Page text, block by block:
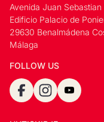
Avenida Juan
Edificio Palacio de
29630 Benalmádena
Málaga
FOLLOW US